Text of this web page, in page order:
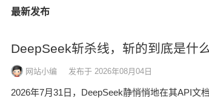
最新发布
DeepSeek斩杀线，斩的到底是什么
网站小编 发布于 2026年08月04日
2026年7月31日，DeepSeek静悄悄地在其API文